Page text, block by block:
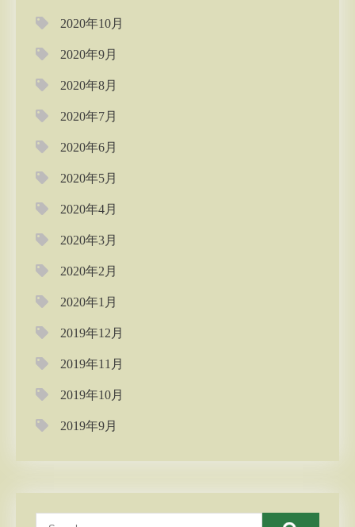
2020年10月
2020年9月
2020年8月
2020年7月
2020年6月
2020年5月
2020年4月
2020年3月
2020年2月
2020年1月
2019年12月
2019年11月
2019年10月
2019年9月